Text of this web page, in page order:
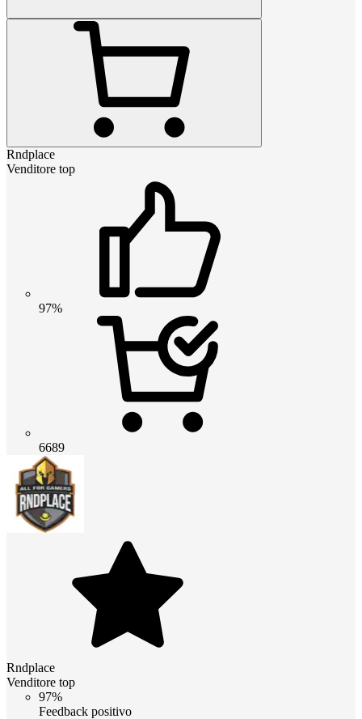
Rndplace
Venditore top
97%
6689
Rndplace
Venditore top
97%
Feedback positivo